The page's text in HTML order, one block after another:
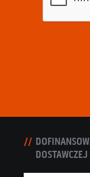
DOSTAWCZEJ